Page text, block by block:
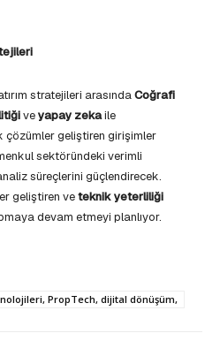
stratejileri arasındaCoğrafi
veyapay zekaile
çözümler geliştiren girişimler
sektöründeki verimli
süreçlerini güçlendirecek.
geliştiren veteknik yeterliliği
devam etmeyi planlıyor.
PropTech, dijital dönüşüm,